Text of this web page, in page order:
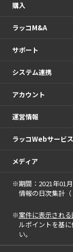
購入
ラッコM&A
サポート
システム連携
アカウント
運営情報
ラッコWebサービス
メディア
※期間：2021年01
情報の日次集計（
※案件に表示され
ルポイントを基
い。